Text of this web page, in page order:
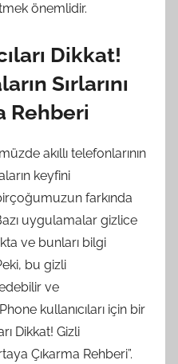
önemlidir.
Dikkat!
Sırlarını
Rehberi
akıllı telefonlarının
keyfini
farkında
uygulamalar gizlice
ve bunları bilgi
bu gizli
ve
kullanıcıları için bir
Dikkat! Gizli
Çıkarma Rehberi”.